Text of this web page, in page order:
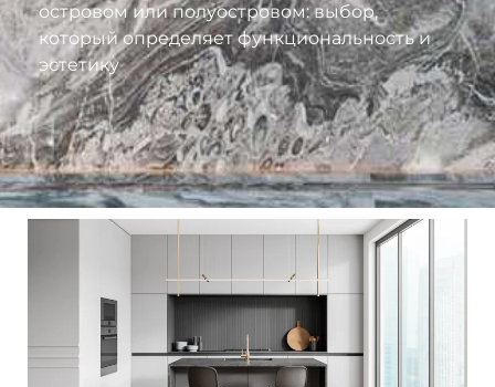
островом или полуостровом: выбор,
который определяет функциональность и
эстетику